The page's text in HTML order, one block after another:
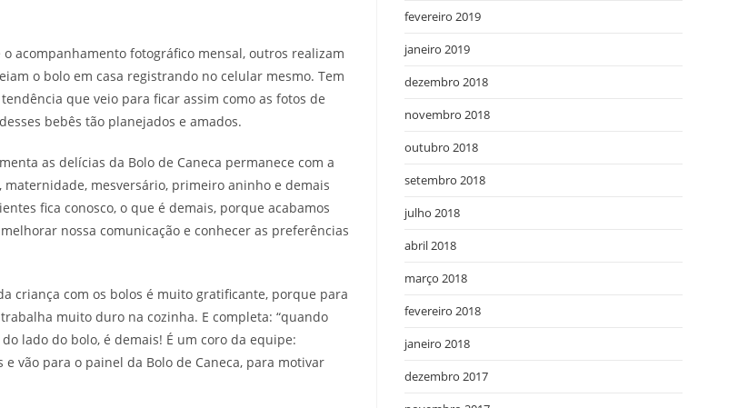
acompanhamento fotográfico mensal, outros realizam
o bolo em casa registrando no celular mesmo. Tem
que veio para ficar assim como as fotos de
bebês tão planejados e amados.
as delícias da Bolo de Caneca permanece com a
mesversário, primeiro aninho e demais
fica conosco, o que é demais, porque acabamos
nossa comunicação e conhecer as preferências
criança com os bolos é muito gratificante, porque para
muito duro na cozinha. E completa: “quando
lado do bolo, é demais! É um coro da equipe:
vão para o painel da Bolo de Caneca, para motivar
fevereiro 2019
janeiro 2019
dezembro 2018
novembro 2018
outubro 2018
setembro 2018
julho 2018
abril 2018
março 2018
fevereiro 2018
janeiro 2018
dezembro 2017